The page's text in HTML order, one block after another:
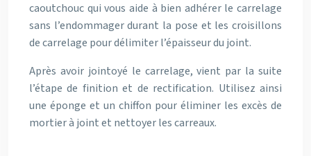
caoutchouc qui vous aide à bien adhérer le carrelage
sans l’endommager durant la pose et les croisillons
de carrelage pour délimiter l’épaisseur du joint.
Après avoir jointoyé le carrelage, vient par la suite
l’étape de finition et de rectification. Utilisez ainsi
une éponge et un chiffon pour éliminer les excès de
mortier à joint et nettoyer les carreaux.